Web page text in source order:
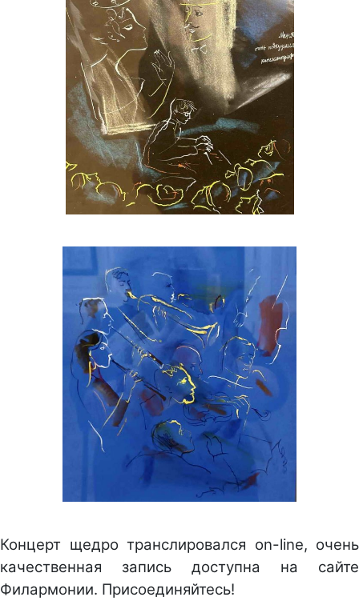
Концерт щедро транслировался on-line, очень
качественная запись доступна на сайте
Филармонии. Присоединяйтесь!